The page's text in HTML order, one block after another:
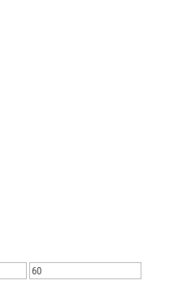
Maks